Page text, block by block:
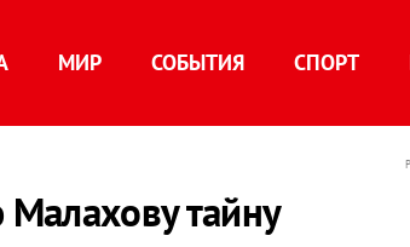
МИР СОБЫТИЯ СПОРТ
тайну